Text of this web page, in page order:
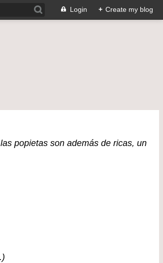
Login + Create my blog
popietas son además de ricas, un